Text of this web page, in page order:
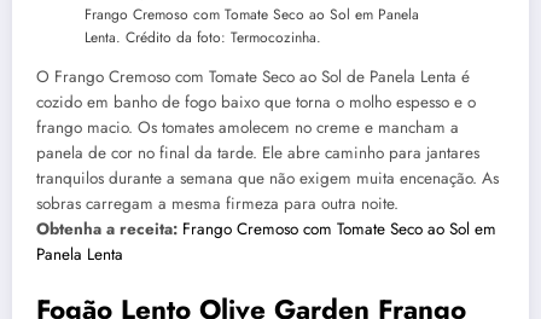
Frango Cremoso com Tomate Seco ao Sol em Panela
Lenta. Crédito da foto: Termocozinha.
O Frango Cremoso com Tomate Seco ao Sol de Panela Lenta é
cozido em banho de fogo baixo que torna o molho espesso e o
frango macio. Os tomates amolecem no creme e mancham a
panela de cor no final da tarde. Ele abre caminho para jantares
tranquilos durante a semana que não exigem muita encenação. As
sobras carregam a mesma firmeza para outra noite.
Obtenha a receita: Frango Cremoso com Tomate Seco ao Sol em
Panela Lenta
Fogão Lento Olive Garden Frango